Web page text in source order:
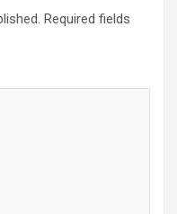
Required fields